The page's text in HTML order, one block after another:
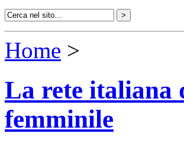
Home >
La rete italiana
femminile